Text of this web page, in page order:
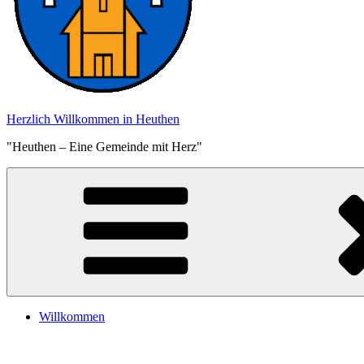
Herzlich Willkommen in Heuthen
"Heuthen – Eine Gemeinde mit Herz"
Willkommen